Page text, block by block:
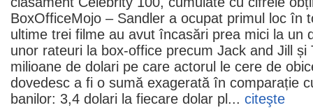
BoxOfficeMojo – Sandler a ocupat primul loc în
ultime trei filme au avut încasări prea mici la un
unor rateuri la box-office precum Jack and Jill
și
milioane de dolari pe care actorul le cere de
dovedesc a fi o sumă exagerată în comparație
banilor: 3,4 dolari la fiecare dolar pl... citeşte